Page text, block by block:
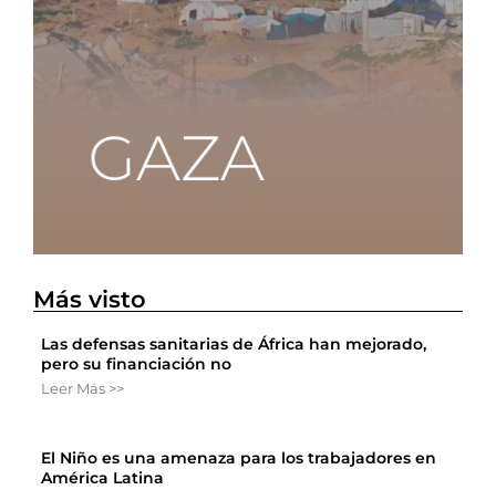
Más visto
Las defensas sanitarias de África han mejorado,
pero su financiación no
Leer Más >>
El Niño es una amenaza para los trabajadores en
América Latina